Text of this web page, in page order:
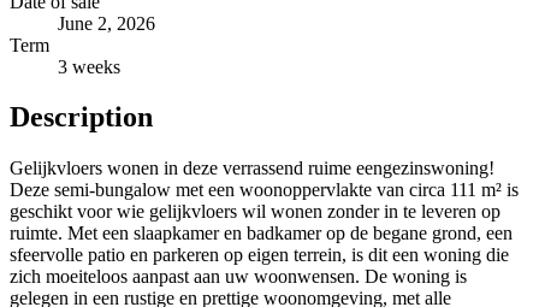
June 2, 2026
Term
3 weeks
Description
Gelijkvloers wonen in deze verrassend ruime eengezinswoning!
Deze semi-bungalow met een woonoppervlakte van circa 111 m² is
geschikt voor wie gelijkvloers wil wonen zonder in te leveren op
ruimte. Met een slaapkamer en badkamer op de begane grond, een
sfeervolle patio en parkeren op eigen terrein, is dit een woning die
zich moeiteloos aanpast aan uw woonwensen. De woning is
gelegen in een rustige en prettige woonomgeving, met alle